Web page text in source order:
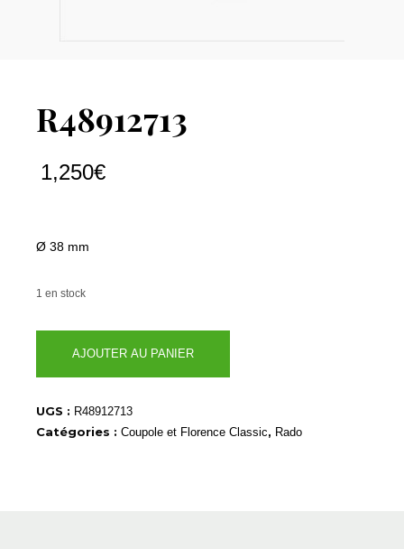
R48912713
1,250€
Ø 38 mm
1 en stock
R48912713
AJOUTER AU PANIER
UGS : R48912713
Catégories : Coupole et Florence Classic, Rado